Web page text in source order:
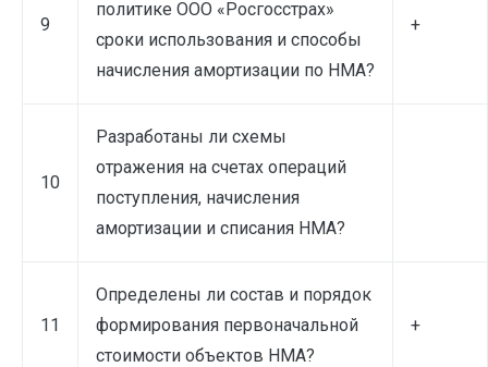
9
политике ООО «Росгосстрах»
сроки использования и способы
начисления амортизации по НМА?
+
10
Разработаны ли схемы
отражения на счетах операций
поступления, начисления
амортизации и списания НМА?
11
Определены ли состав и порядок
формирования первоначальной
стоимости объектов НМА?
+